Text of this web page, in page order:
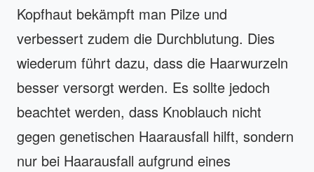
Kopfhaut bekämpft man Pilze und
verbessert zudem die Durchblutung. Dies
wiederum führt dazu, dass die Haarwurzeln
besser versorgt werden. Es sollte jedoch
beachtet werden, dass Knoblauch nicht
gegen genetischen Haarausfall hilft, sondern
nur bei Haarausfall aufgrund eines